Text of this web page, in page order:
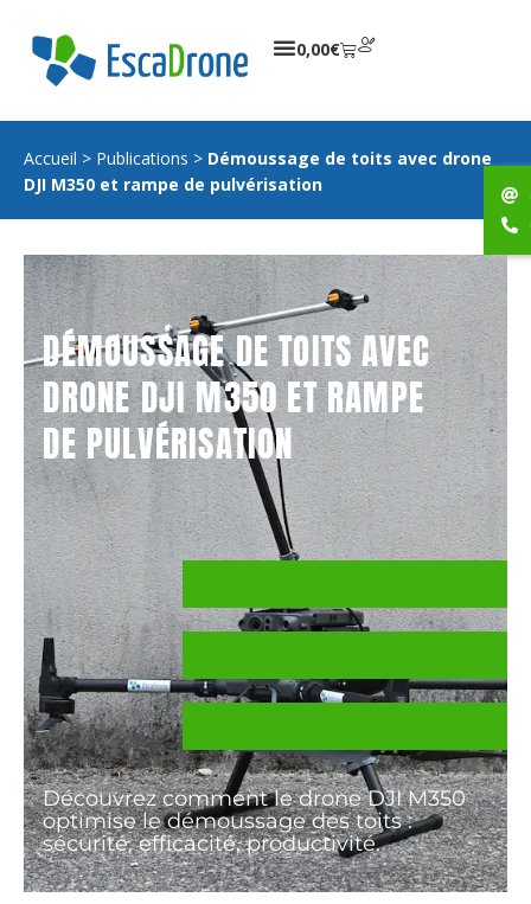
0,00€
Accueil > Publications > Démoussage de toits avec drone
DJI M350 et rampe de pulvérisation
DÉMOUSSAGE DE TOITS AVEC
DRONE DJI M350 ET RAMPE
DE PULVÉRISATION
Découvrez comment le drone DJI M350
optimise le démoussage des toits :
sécurité, efficacité, productivité.